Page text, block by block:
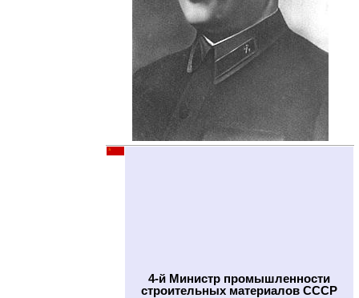
4-й Министр промышленности
строительных материалов СССР